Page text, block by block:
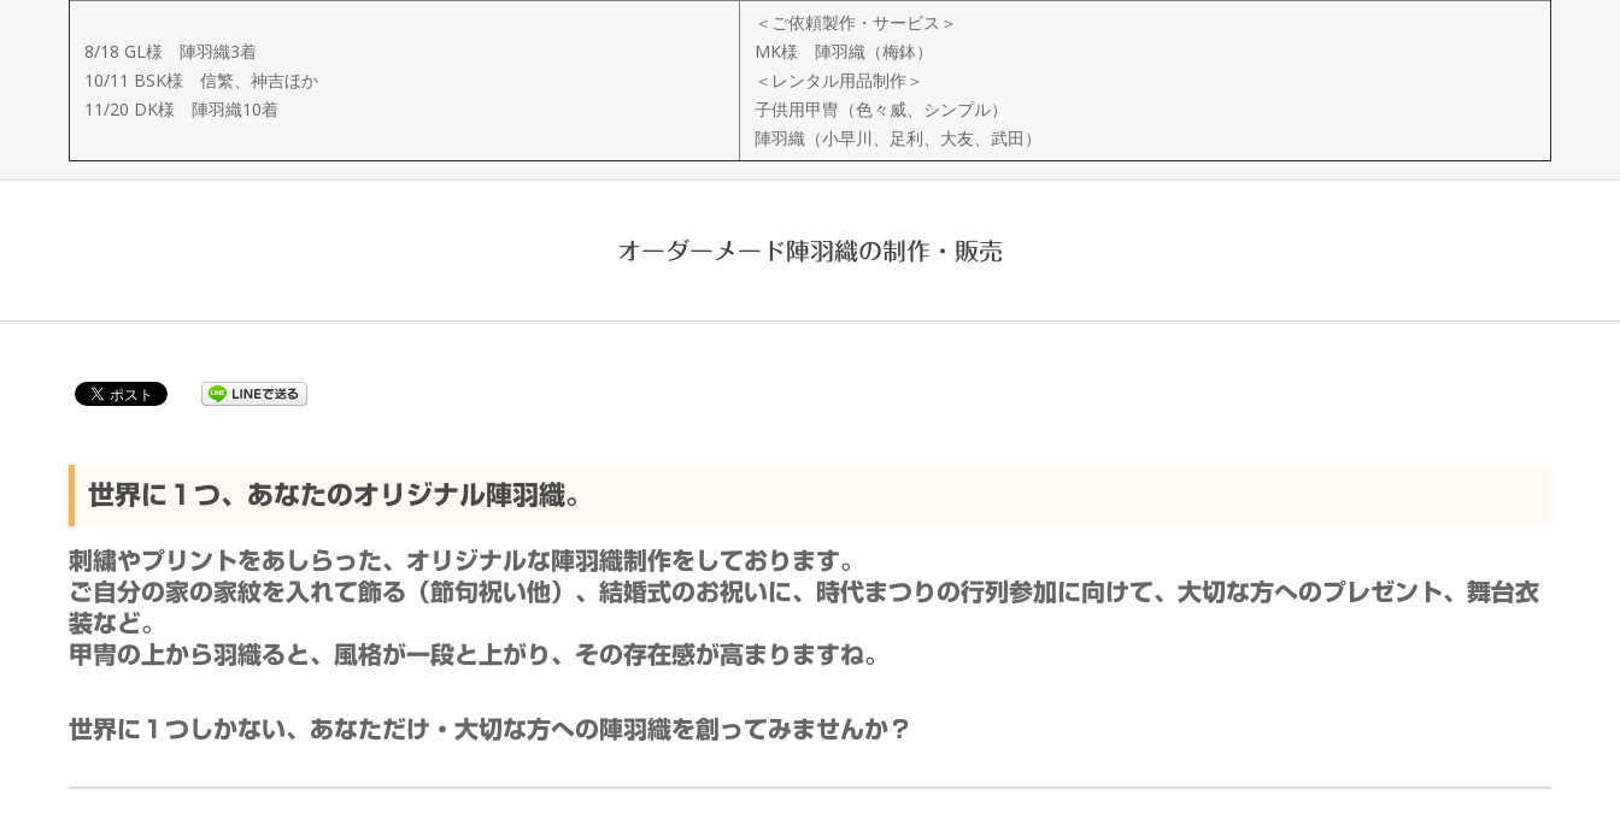
ー
メ
イ
製
作
武
楽
衆
8/18 GL様 陣羽織3着
10/11 BSK様 信繁、神吉ほか
11/20 DK様 陣羽織10着
＜ご依頼製作・サービス＞
MK様 陣羽織（梅鉢）
＜レンタル用品制作＞
子供用甲冑（色々威、シンプル）
陣羽織（小早川、足利、大友、武田）
オーダーメード陣羽織の制作・販売
世界に１つ、あなたのオリジナル陣羽織。
刺繍やプリントをあしらった、オリジナルな陣羽織制作をしております。
ご自分の家の家紋を入れて飾る（節句祝い他）、結婚式のお祝いに、時代まつりの行列参加に向けて、大切な方へのプレゼント、舞台衣
装など。
甲冑の上から羽織ると、風格が一段と上がり、その存在感が高まりますね。
世界に１つしかない、あなただけ・大切な方への陣羽織を創ってみませんか？